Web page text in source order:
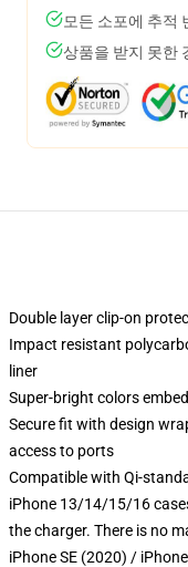
모든 소포에 추적
상품을 받지 못한
Double layer clip-on
Impact resistant
liner
Super-bright colors
Secure fit with design
access to ports
Compatible with Qi-
iPhone 13/14/15/16
the charger. There is no
iPhone SE (2020) /